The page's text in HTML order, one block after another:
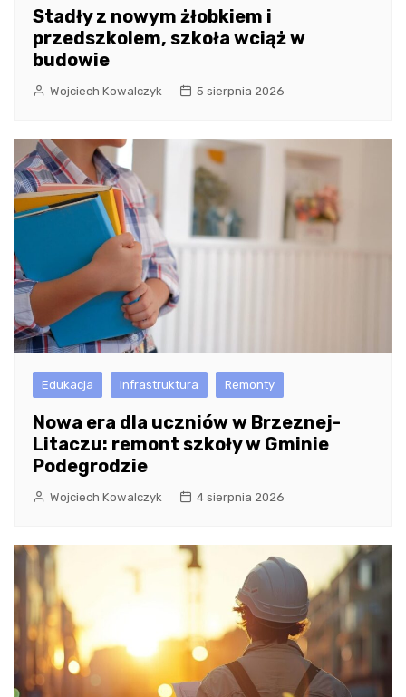
Stadły z nowym żłobkiem i
przedszkolem, szkoła wciąż w
budowie
Wojciech Kowalczyk 5 sierpnia 2026
Edukacja Infrastruktura Remonty
Nowa era dla uczniów w Brzeznej-
Litaczu: remont szkoły w Gminie
Podegrodzie
Wojciech Kowalczyk 4 sierpnia 2026